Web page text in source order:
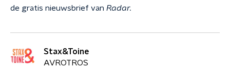
de gratis nieuwsbrief van Radar.
Stax&Toine
AVROTROS